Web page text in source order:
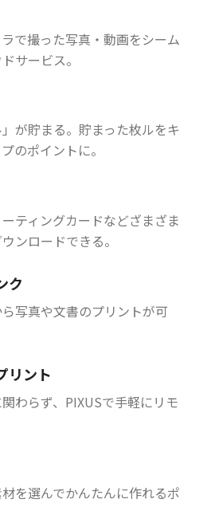
で撮った写真・動画をシーム
サービス。
が貯まる。貯まった枚ルをキ
のポイントに。
ティングカードなどざまざま
ンロードできる。
ク
写真や文書のプリントが可
リント
わらず、PIXUSで手軽にリモ
を選んでかんたんに作れるポ